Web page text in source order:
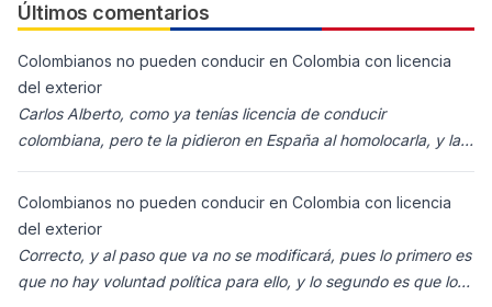
Últimos comentarios
Colombianos no pueden conducir en Colombia con licencia
del exterior
Carlos Alberto, como ya tenías licencia de conducir
colombiana, pero te la pidieron en España al homolocarla, y la
Colombianos no pueden conducir en Colombia con licencia
del exterior
Correcto, y al paso que va no se modificará, pues lo primero es
que no hay voluntad política para ello, y lo segundo es que los